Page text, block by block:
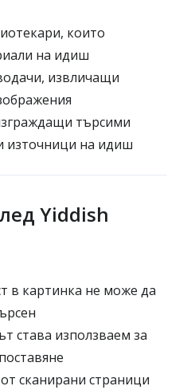
които
на идиш
извличащи
търсими
източници на идиш
Yiddish
в картинка не може да
става използваем за
сканирани страници